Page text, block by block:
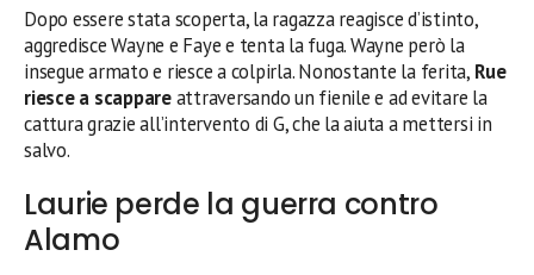
Dopo essere stata scoperta, la ragazza reagisce d’istinto,
aggredisce Wayne e Faye e tenta la fuga. Wayne però la
insegue armato e riesce a colpirla. Nonostante la ferita, Rue
riesce a scappareattraversando un fienile e ad evitare la
cattura grazie all’intervento di G, che la aiuta a mettersi in
salvo.
Laurie perde la guerra contro
Alamo